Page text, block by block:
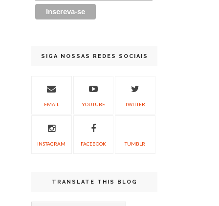
SIGA NOSSAS REDES SOCIAIS
EMAIL YOUTUBE TWITTER
INSTAGRAM FACEBOOK TUMBLR
TRANSLATE THIS BLOG